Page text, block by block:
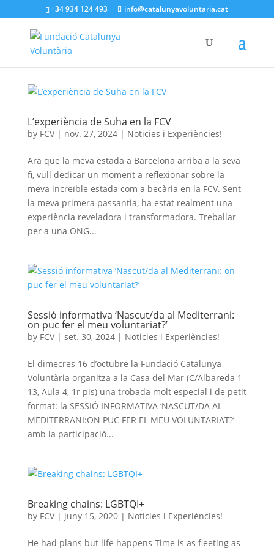
+34 934 124 493 info@catalunyavoluntaria.cat
L’experiència de Suha en la FCV
by FCV| nov. 27, 2024| Noticies i Experiències!
Ara que la meva estada a Barcelona arriba a la seva
fi, vull dedicar un moment a reflexionar sobre la
meva increïble estada com a becària en la FCV. Sent
la meva primera passantia, ha estat realment una
experiència reveladora i transformadora. Treballar
per a una ONG...
Sessió informativa ‘Nascut/da al Mediterrani:
on puc fer el meu voluntariat?’
by FCV| set. 30, 2024| Noticies i Experiències!
El dimecres 16 d’octubre la Fundació Catalunya
Voluntària organitza a la Casa del Mar (C/Albareda 1-
13, Aula 4, 1r pis) una trobada molt especial i de petit
format: la SESSIÓ INFORMATIVA ‘NASCUT/DA AL
MEDITERRANI:ON PUC FER EL MEU VOLUNTARIAT?’
amb la participació...
Breaking chains: LGBTQI+
by FCV| juny 15, 2020| Noticies i Experiències!
He had plans but life happens Time is as fleeting as